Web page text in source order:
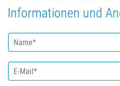
Informationen und
N
*
E